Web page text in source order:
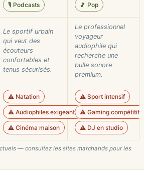
🎙️ Podcasts 🎵 Pop
Le sportif urbain
qui veut des
écouteurs
confortables et
tenus sécurisés.
Le professionnel
voyageur
audiophile qui
recherche une
bulle sonore
premium.
⚠️ Natation
⚠️ Audiophiles exigeants
⚠️ Cinéma maison
⚠️ Sport intensif
⚠️ Gaming compétitif
⚠️ DJ en studio
— consultez les sites marchands pour les